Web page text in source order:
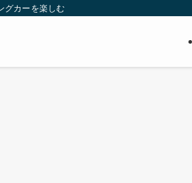
グカーを楽しむ